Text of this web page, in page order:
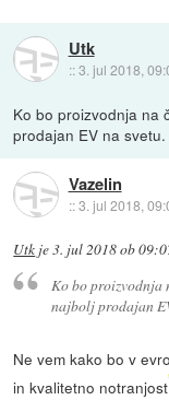
Utk
::3. jul 2018,
Ko bo proizvodnja na
prodajan EV na
Vazelin
::3. jul 2018,
Utk je3. jul 2018 ob
Ko bo proizvodnja
najbolj prodajan
Ne vem kako bo v
in kvalitetno notranjost